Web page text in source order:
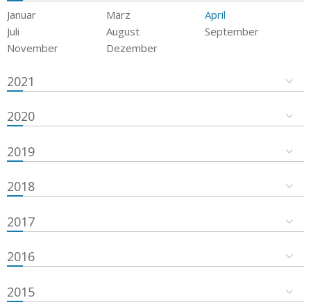
Januar März
April
Juli
August
September
November
Dezember
2021
2020
2019
2018
2017
2016
2015